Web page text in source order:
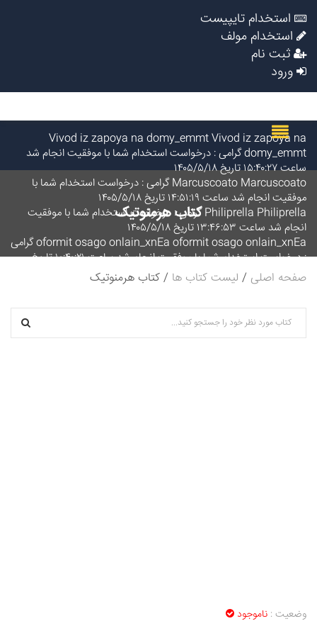
استخدام تایپیست
استخدام مولف
ثبت نام
ورود
Vivod iz zapoya na domy_emmt Vivod iz zapoya na
domy_emmt گرامی : درخواست استخدام شما با موفقیت انجام شد
ساعت ۱۵:۴۰:۲۷ تاریخ ۱۴۰۵/۵/۱۸
Marcuscoato Marcuscoato گرامی : درخواست استخدام شما با
موفقیت انجام شد ساعت ۱۴:۵۱:۱۹ تاریخ ۱۴۰۵/۵/۱۸
Philiprella Philiprella گرامی : درخواست استخدام شما با موفقیت
انجام شد ساعت ۱۳:۴۶:۵۳ تاریخ ۱۴۰۵/۵/۱۸
oformit osago onlain_xnEa oformit osago onlain_xnEa گرامی
: درخواست استخدام شما با موفقیت انجام شد ساعت ۱۰:۴۰:۲۱ تاریخ
۱۴۰۵/۵/۱۸
BillyAcist BillyAcist گرامی : درخواست استخدام شما با موفقیت
Vivod iz zapoya na domy_dgpn Vivod iz zapoya na
domy_dgpn گرامی : درخواست استخدام شما با موفقیت انجام شد
کتاب هرمنوتیک
صفحه اصلی لیست کتاب ها کتاب هرمنوتیک
وضعیت : ناموجود